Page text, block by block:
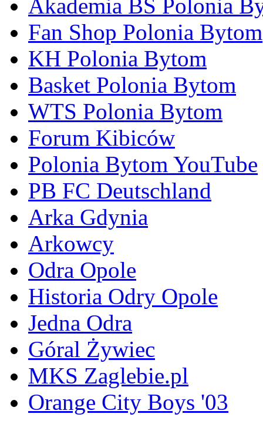
Akademia BS Polonia
Fan Shop Polonia Bytom
KH Polonia Bytom
Basket Polonia Bytom
WTS Polonia Bytom
Forum Kibiców
Polonia Bytom YouTube
PB FC Deutschland
Arka Gdynia
Arkowcy
Odra Opole
Historia Odry Opole
Jedna Odra
Góral Żywiec
MKS Zaglebie.pl
Orange City Boys '03